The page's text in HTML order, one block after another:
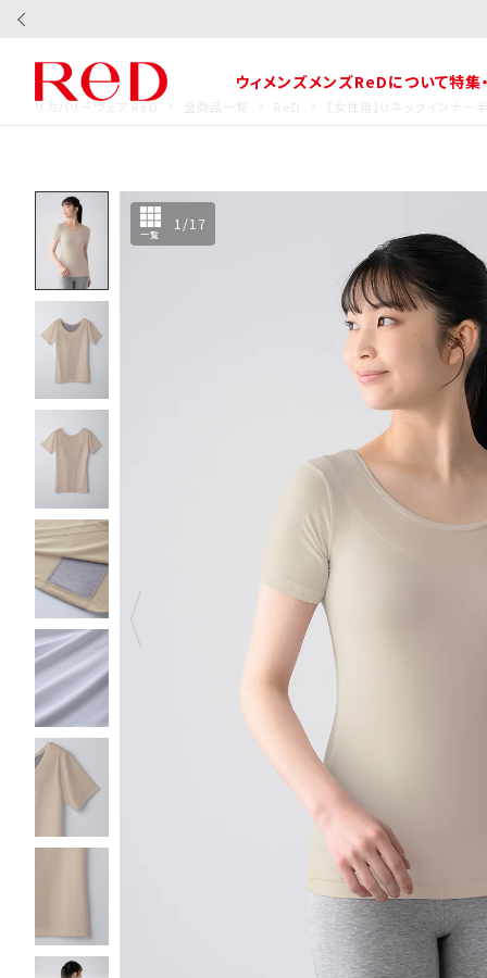
ウィメンズメンズReDについて特集
リカバリーウェア ReD
一覧
1 /17